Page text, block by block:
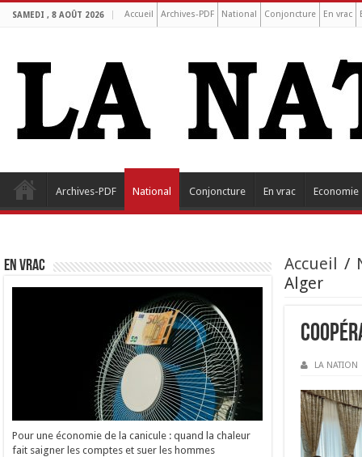
SAMEDI , 8 AOÛT 2026 Accueil Archives-PDF National Conjoncture En vrac
Archives-PDF National Conjoncture En vrac Economie
Accueil /
Alger
LA NATION
EN VRAC
Pour une économie de la canicule : quand la chaleur
fait saigner les comptes et suer les hommes